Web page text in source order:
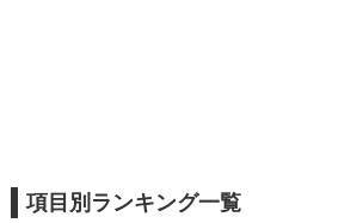
項目別ランキング一覧